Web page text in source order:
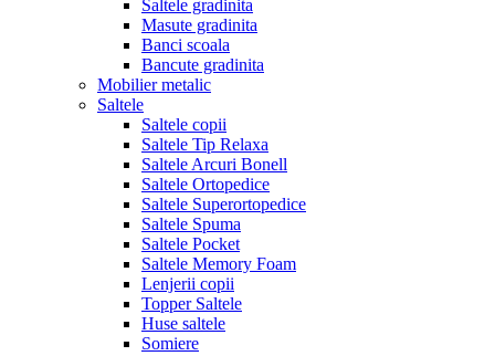
Saltele gradinita
Masute gradinita
Banci scoala
Bancute gradinita
Mobilier metalic
Saltele
Saltele copii
Saltele Tip Relaxa
Saltele Arcuri Bonell
Saltele Ortopedice
Saltele Superortopedice
Saltele Spuma
Saltele Pocket
Saltele Memory Foam
Lenjerii copii
Topper Saltele
Huse saltele
Somiere